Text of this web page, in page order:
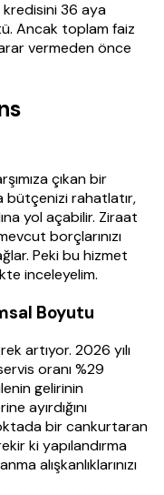
kredisini 36 aya
Ancak toplam faiz
vermeden önce
çıkan bir
bütçenizi rahatlatır,
yol açabilir. Ziraat
borçlarınızı
Peki bu hizmet
inceleyelim.
Boyutu
artıyor. 2026 yılı
oranı %29
gelirinin
ayırdığını
bir cankurtaran
ki yapılandırma
alışkanlıklarınızı